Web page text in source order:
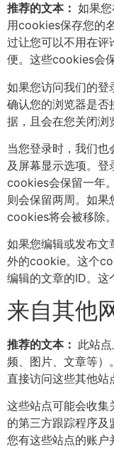
推荐的文本： 如果
用cookies保存您的
过让您可以不用在评
便。这些cookies会
如果您访问我们的
确认您的浏览器是
据，且会在您关闭浏
当您登录时，我们
及屏幕显示选项。
cookies会保留一年
则会保留两周。如
cookies将会被移除。
如果您编辑或发布文
外的cookie。这个
编辑的文章的ID。这
来自其他
推荐的文本： 此站
频、图片、文章等）
直接访问这些其他站
这些站点可能会收
的第三方跟踪程序及
您有这些站点的账户